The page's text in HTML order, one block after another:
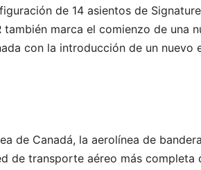
de 14 asientos de
también marca el comienzo de una
con la introducción de un nuevo
de Canadá, la aerolínea de
de transporte aéreo más completa